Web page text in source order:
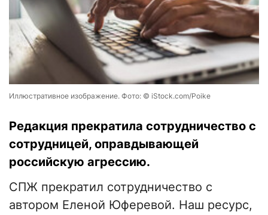
Иллюстративное изображение. Фото: © iStock.com/Poike
Редакция прекратила сотрудничество с
сотрудницей, оправдывающей
российскую агрессию.
СПЖ прекратил сотрудничество с
автором Еленой Юферевой. Наш ресурс,